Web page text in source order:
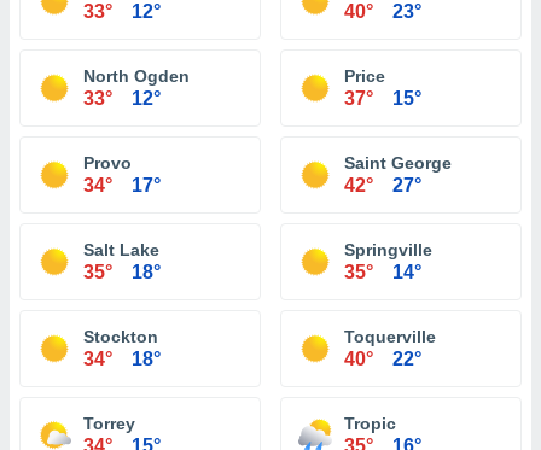
33° 12° 40° 23°
North Ogden
33° 12°
Price
37° 15°
Provo
34° 17°
Saint George
42° 27°
Salt Lake
35° 18°
Springville
35° 14°
Stockton
34° 18°
Toquerville
40° 22°
Torrey
34° 15°
Tropic
35° 16°